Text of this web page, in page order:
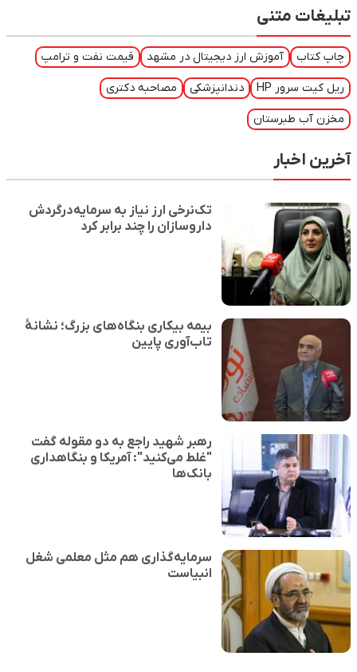
تبلیغات متنی
چاپ کتاب آموزش ارز دیجیتال در مشهد قیمت نفت و ترامپ
ریل کیت سرور HP دندانپزشکی مصاحبه دکتری
مخزن آب طبرستان
آخرین اخبار
تک‌نرخی ارز نیاز به سرمایه‌درگردش
داروسازان را چند برابر کرد
بیمه بیکاری بنگاه‌های بزرگ؛ نشانهٔ
تاب‌آوری پایین
رهبر شهید راجع به دو مقوله گفت
"غلط می‌کنید": آمریکا و بنگاهداری
بانک‌ها
سرمایه‌گذاری هم مثل معلمی شغل
انبیاست